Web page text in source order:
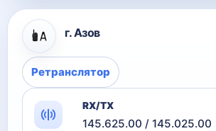
г. Азов
Ретранслятор
RX/TX
145.625.00 / 145.025.00